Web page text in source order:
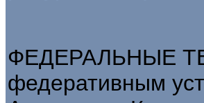
ФЕДЕРАЛЬНЫЕ
федеративным